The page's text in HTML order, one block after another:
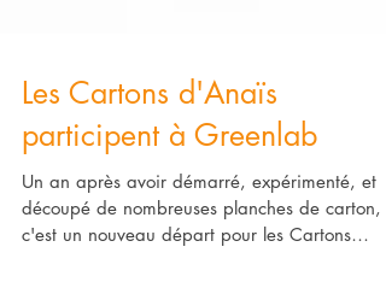
Les Cartons d'Anaïs
participent à Greenlab
Un an après avoir démarré, expérimenté, et
découpé de nombreuses planches de carton,